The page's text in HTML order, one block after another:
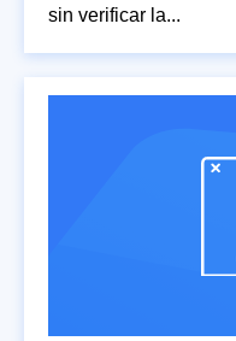
sin verificar la...